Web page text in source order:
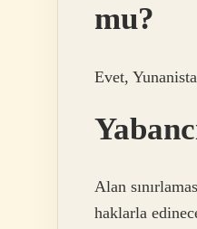
mu?
Evet,
Alan
haklarla